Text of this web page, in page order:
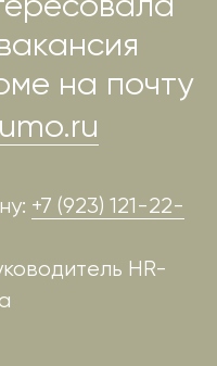
на почту
+7 (923) 121-22-
HR-